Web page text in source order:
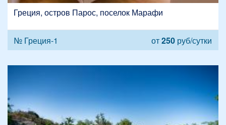
Греция, остров Парос, поселок Марафи
№ Греция-1 от250 руб/сутки